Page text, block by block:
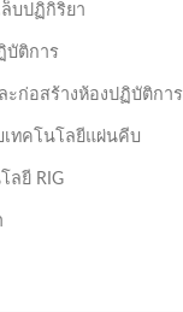
ล็บปฏิกิริยา
บัติการ
ะก่อสร้างห้องปฏิบัติการ
ทคโนโลยีแผ่นคีบ
ลยี RIG